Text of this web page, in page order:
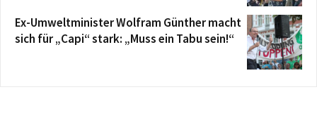
Ex-Umweltminister Wolfram Günther macht
sich für „Capi“ stark: „Muss ein Tabu sein!“